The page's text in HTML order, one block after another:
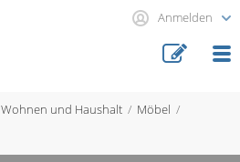
Anmelden
Wohnen und Haushalt
Möbel